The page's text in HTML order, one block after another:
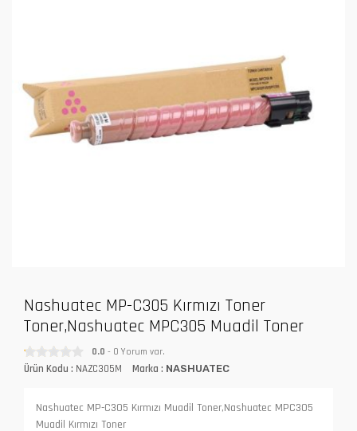
Nashuatec MP-C305 Kırmızı Toner
Toner,Nashuatec MPC305 Muadil Toner
0.0 - 0 Yorum var.
Ürün Kodu : NAZC305M Marka : NASHUATEC
Nashuatec MP-C305 Kırmızı Muadil Toner,Nashuatec MPC305
Muadil Kırmızı Toner